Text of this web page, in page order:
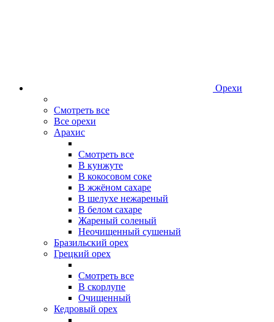
Орехи
Смотреть все
Все орехи
Арахис
Смотреть все
В кунжуте
В кокосовом соке
В жжёном сахаре
В шелухе нежареный
В белом сахаре
Жареный соленый
Неочищенный сушеный
Бразильский орех
Грецкий орех
Смотреть все
В скорлупе
Очищенный
Кедровый орех